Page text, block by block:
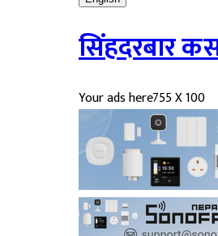
सिंहदरबार
Your ads here755 X 100